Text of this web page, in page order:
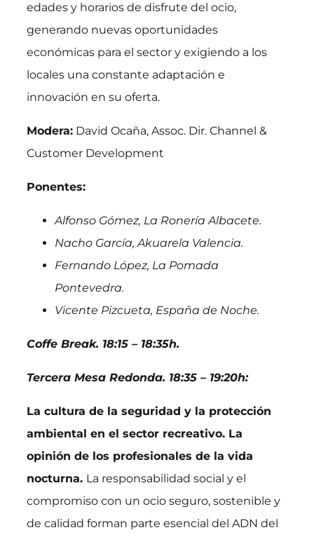
edades y horarios de disfrute del ocio,
generando nuevas oportunidades
económicas para el sector y exigiendo a los
locales una constante adaptación e
innovación en su oferta.
Modera: David Ocaña, Assoc. Dir. Channel &
Customer Development
Ponentes:
Alfonso Gómez, La Ronería Albacete.
Nacho García, Akuarela Valencia.
Fernando López, La Pomada
Pontevedra.
Vicente Pizcueta, España de Noche.
Coffe Break. 18:15 – 18:35h.
Tercera Mesa Redonda. 18:35 – 19:20h:
La cultura de la seguridad y la protección
ambiental en el sector recreativo. La
opinión de los profesionales de la vida
nocturna. La responsabilidad social y el
compromiso con un ocio seguro, sostenible y
de calidad forman parte esencial del ADN del